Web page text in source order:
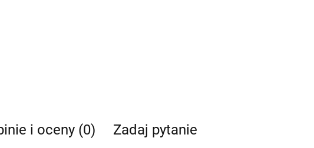
i oceny (0) Zadaj pytanie